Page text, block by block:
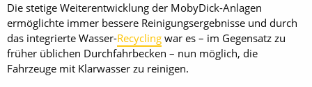
Die stetige Weiterentwicklung der MobyDick-Anlagen
ermöglichte immer bessere Reinigungsergebnisse und durch
das integrierte Wasser-Recycling war es – im Gegensatz zu
früher üblichen Durchfahrbecken – nun möglich, die
Fahrzeuge mit Klarwasser zu reinigen.